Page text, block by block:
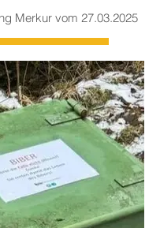
Merkur vom 27.03.2025